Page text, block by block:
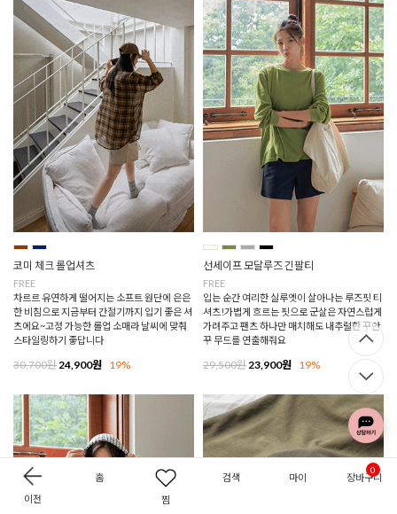
이전
홈
찜
검색 마이 장바구니
0
코미 체크 롤업셔츠
FREE
차르르 유연하게 떨어지는 소프트 원단에 은은
한 비침으로 지금부터 간절기까지 입기 좋은 셔
츠에요~고정 가능한 롤업 소매라 날씨에 맞춰
스타일링하기 좋답니다
30,700원 24,900원 19%
선세이프 모달루즈 긴팔티
FREE
입는 순간 여리한 실루엣이 살아나는 루즈핏 티
셔츠!가볍게 흐르는 핏으로 군살은 자연스럽게
가려주고 팬츠 하나만 매치해도 내추럴한 꾸안
꾸 무드를 연출해줘요
29,500원 23,900원 19%